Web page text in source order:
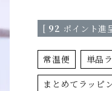
[ 92 ポイント進
常温便 単品
まとめてラッピ